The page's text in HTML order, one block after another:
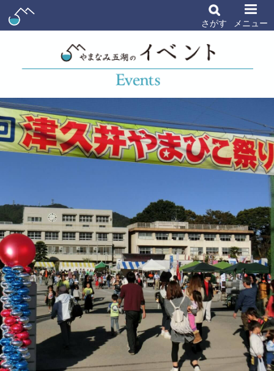
さがす メニュー